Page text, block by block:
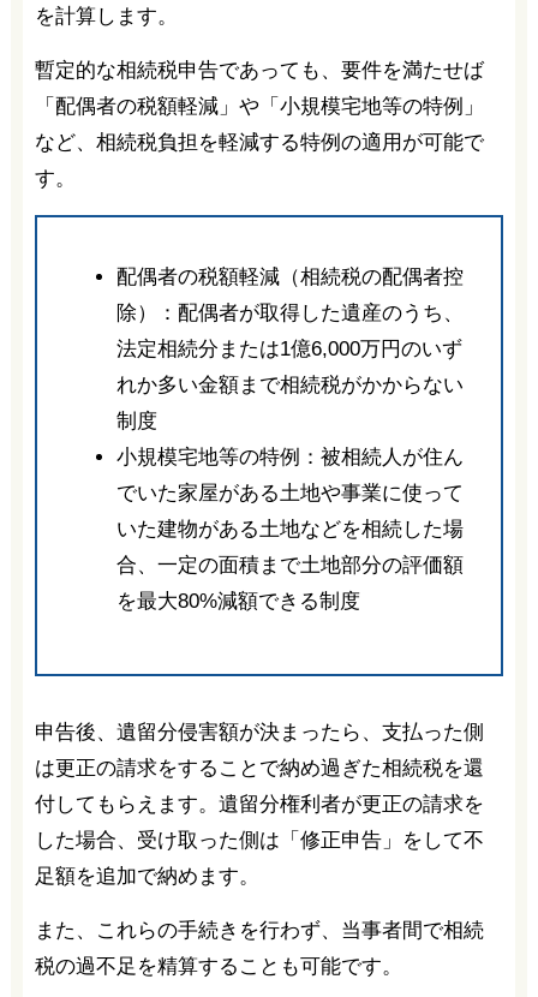
を計算します。
暫定的な相続税申告であっても、要件を満たせば
「配偶者の税額軽減」や「小規模宅地等の特例」
など、相続税負担を軽減する特例の適用が可能で
す。
配偶者の税額軽減（相続税の配偶者控
除）：配偶者が取得した遺産のうち、
法定相続分または1億6,000万円のいず
れか多い金額まで相続税がかからない
制度
小規模宅地等の特例：被相続人が住ん
でいた家屋がある土地や事業に使って
いた建物がある土地などを相続した場
合、一定の面積まで土地部分の評価額
を最大80%減額できる制度
申告後、遺留分侵害額が決まったら、支払った側
は更正の請求をすることで納め過ぎた相続税を還
付してもらえます。遺留分権利者が更正の請求を
した場合、受け取った側は「修正申告」をして不
足額を追加で納めます。
また、これらの手続きを行わず、当事者間で相続
税の過不足を精算することも可能です。